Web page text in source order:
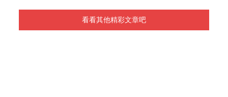
看看其他精彩文章吧